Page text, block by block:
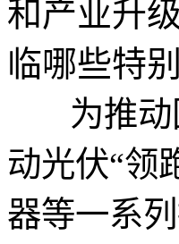
和产业升
临哪些特
为推动国
动光伏“领
器等一系